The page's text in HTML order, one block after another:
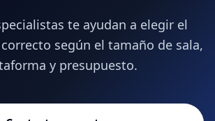
te ayudan a elegir el
según el tamaño de sala,
y presupuesto.